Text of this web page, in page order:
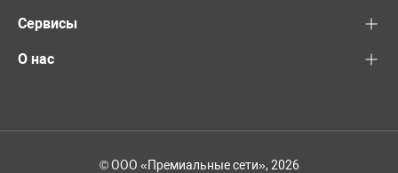
Сервисы
О нас
© ООО «Премиальные сети», 2026